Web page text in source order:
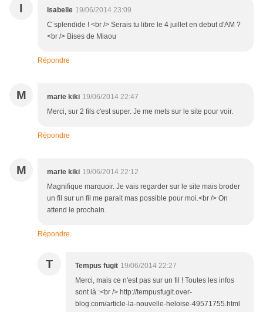
I Isabelle 19/06/2014 23:09
C splendide ! <br /> Serais tu libre le 4 juillet en debut d'AM ?
<br /> Bises de Miaou
Répondre
M marie kiki 19/06/2014 22:47
Merci, sur 2 fils c'est super. Je me mets sur le site pour voir.
Répondre
M marie kiki 19/06/2014 22:12
Magnifique marquoir. Je vais regarder sur le site mais broder
un fil sur un fil me parait mas possible pour moi.<br /> On
attend le prochain.
Répondre
T Tempus fugit 19/06/2014 22:27
Merci, mais ce n'est pas sur un fil ! Toutes les infos
sont là :<br /> http://tempusfugit.over-
blog.com/article-la-nouvelle-heloise-49571755.html